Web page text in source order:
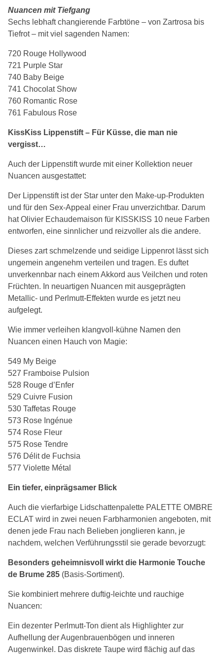
Nuancen mit Tiefgang
Sechs lebhaft changierende Farbtöne – von Zartrosa bis
Tiefrot – mit viel sagenden Namen:
720 Rouge Hollywood
721 Purple Star
740 Baby Beige
741 Chocolat Show
760 Romantic Rose
761 Fabulous Rose
KissKiss Lippenstift – Für Küsse, die man nie
vergisst…
Auch der Lippenstift wurde mit einer Kollektion neuer
Nuancen ausgestattet:
Der Lippenstift ist der Star unter den Make-up-Produkten
und für den Sex-Appeal einer Frau unverzichtbar. Darum
hat Olivier Echaudemaison für KISSKISS 10 neue Farben
entworfen, eine sinnlicher und reizvoller als die andere.
Dieses zart schmelzende und seidige Lippenrot lässt sich
ungemein angenehm verteilen und tragen. Es duftet
unverkennbar nach einem Akkord aus Veilchen und roten
Früchten. In neuartigen Nuancen mit ausgeprägten
Metallic- und Perlmutt-Effekten wurde es jetzt neu
aufgelegt.
Wie immer verleihen klangvoll-kühne Namen den
Nuancen einen Hauch von Magie:
549 My Beige
527 Framboise Pulsion
528 Rouge d’Enfer
529 Cuivre Fusion
530 Taffetas Rouge
573 Rose Ingénue
574 Rose Fleur
575 Rose Tendre
576 Délit de Fuchsia
577 Violette Métal
Ein tiefer, einprägsamer Blick
Auch die vierfarbige Lidschattenpalette PALETTE OMBRE
ECLAT wird in zwei neuen Farbharmonien angeboten, mit
denen jede Frau nach Belieben jonglieren kann, je
nachdem, welchen Verführungsstil sie gerade bevorzugt:
Besonders geheimnisvoll wirkt die Harmonie Touche
de Brume 285 (Basis-Sortiment).
Sie kombiniert mehrere duftig-leichte und rauchige
Nuancen:
Ein dezenter Perlmutt-Ton dient als Highlighter zur
Aufhellung der Augenbrauenbögen und inneren
Augenwinkel. Das diskrete Taupe wird flächig auf das